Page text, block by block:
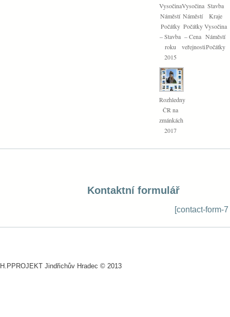
Vysočina
Náměstí
Počátky
– Stavba
roku
2015
Vysočina
Náměstí
Počátky
– Cena
veřejnosti
Stavba
Kraje
Vysočina
Náměstí
Počátky
Rozhledny
ČR na
zmánkách
2017
Kontaktní formulář
[contact-form-
H.PPROJEKT Jindřichův Hradec © 2013